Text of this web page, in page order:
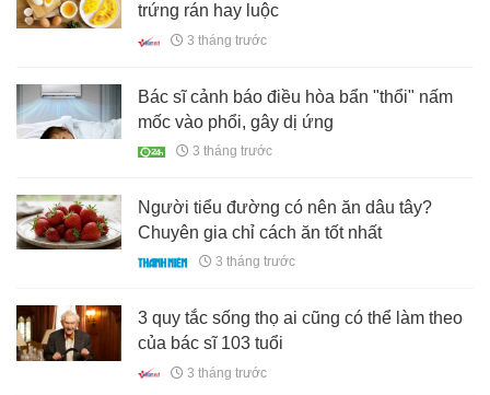
trứng rán hay luộc
3 tháng trước
Bác sĩ cảnh báo điều hòa bẩn "thổi" nấm
mốc vào phổi, gây dị ứng
3 tháng trước
Người tiểu đường có nên ăn dâu tây?
Chuyên gia chỉ cách ăn tốt nhất
3 tháng trước
3 quy tắc sống thọ ai cũng có thể làm theo
của bác sĩ 103 tuổi
3 tháng trước